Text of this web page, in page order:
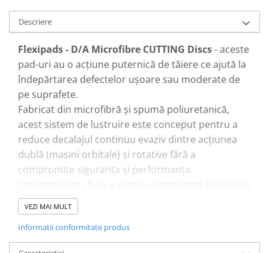
Mănuşi Nitril / Diverse
Kit-uri Detailing
Seria PRO (5L & 25L)
Exterior
Interior
Jante şi Anvelope
Compartiment Motor
Paint Protection Film (PPF)
Oferte Speciale
Detailing Outlet
Acreditări & Training
Descriere
Flexipads - D/A Microfibre CUTTING Discs- aceste
pad-uri au o acțiune puternică de tăiere ce ajută la
îndepărtarea defectelor ușoare sau moderate de
pe suprafete.
Fabricat din microfibră și spumă poliuretanică,
acest sistem de lustruire este conceput pentru a
reduce decalajul continuu evaziv dintre acțiunea
dublă (masini orbitale) și rotative fără a
compromite siguranța și performanța.
suprafeței tradiționale de spumă/burete cu o
microfibră mai eficientă.
Vă sugerăm să selectați întotdeauna produsul cel
VEZI MAI MULT
Informatii conformitate produs